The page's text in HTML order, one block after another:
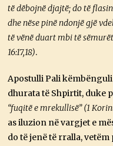
të dëbojnë djajtë; do të
dhe nëse pinë ndonjë gjë
të vënë duart mbi të
16:17,18).
Apostulli Pali
dhurata të Shpirtit, duke
“fuqitë e mrekullisë” (1
as iluzion në vargjet e
do të jenë të rralla, vetëm